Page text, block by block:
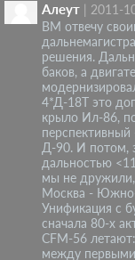
Алеут
2011-
ВМ отвечу
решения.
баков, а
4*Д-18Т это
крыло Ил-86,
перспективный
Д-90. И потом,
дальностью
мы не дружили,
Москва - Южно-
Унификация с
сначала 80-х
CFM-56
между первыми